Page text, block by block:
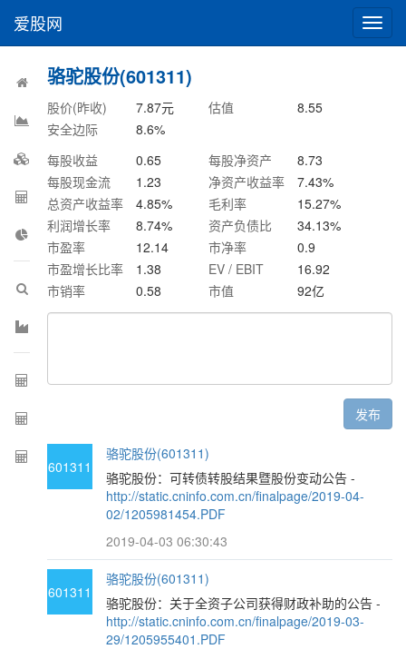
切
换
爱股网
骆驼股份(601311)
股价(昨收) 7.87元 估值
8.55
安全边际
8.6%
每股收益
0.65 每股净资产
8.73
每股现金流
1.23 净资产收益率 7.43%
总资产收益率
4.85% 毛利率 15.27%
利润增长率
8.74% 资产负债比 34.13%
市盈率
12.14 市净率
0.9
市盈增长比率
1.38 EV / EBIT
16.92
市销率
0.58 市值 92亿
发布
601311
骆驼股份(601311)
骆驼股份：可转债转股结果暨股份变动公告 -
http://static.cninfo.com.cn/finalpage/2019-04-
02/1205981454.PDF
2019-04-03 06:30:43
601311
骆驼股份(601311)
骆驼股份：关于全资子公司获得财政补助的公告 -
http://static.cninfo.com.cn/finalpage/2019-03-
29/1205955401.PDF